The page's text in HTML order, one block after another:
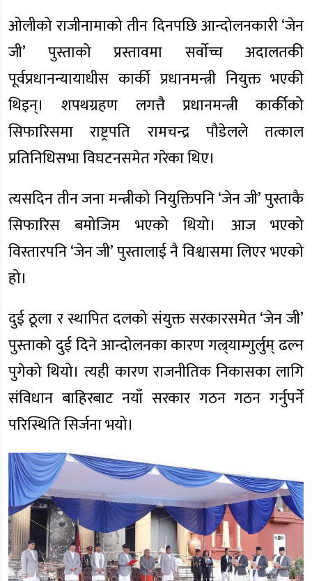
ओलीको राजीनामाको तीन दिनपछि आन्दोलनकारी ‘जेन
जी’ पुस्ताको प्रस्तावमा सर्वाेच्च अदालतकी
पूर्वप्रधानन्यायाधीस कार्की प्रधानमन्त्री नियुक्त भएकी
थिइन्। शपथग्रहण लगत्तै प्रधानमन्त्री कार्कीको
सिफारिसमा राष्ट्रपति रामचन्द्र पौडेलले तत्काल
प्रतिनिधिसभा विघटनसमेत गरेका थिए।
त्यसदिन तीन जना मन्त्रीको नियुक्तिपनि ‘जेन जी’ पुस्ताकै
सिफारिस बमोजिम भएको थियो। आज भएको
विस्तारपनि ‘जेन जी’ पुस्तालाई नै विश्वासमा लिएर भएको
हो।
दुई ठूला र स्थापित दलको संयुक्त सरकारसमेत ‘जेन जी’
पुस्ताको दुई दिने आन्दोलनका कारण गल्र्याम्गुर्लुम् ढल्न
पुगेको थियो। त्यही कारण राजनीतिक निकासका लागि
संविधान बाहिरबाट नयाँ सरकार गठन गठन गर्नुपर्ने
परिस्थिति सिर्जना भयो।